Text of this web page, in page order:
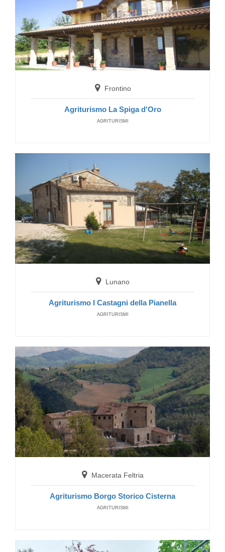
HOTELS
Pietrarubbia
Pietrarubbia
Hotel Locanda delle Storie
HOTELS
Frontino
Agriturismo La Spiga d'Oro
AGRITURISMI
Lunano
Agriturismo I Castagni della Pianella
AGRITURISMI
Macerata Feltria
Agriturismo Borgo Storico Cisterna
AGRITURISMI